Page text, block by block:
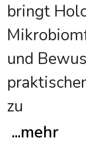
bringt
und
zu
...mehr